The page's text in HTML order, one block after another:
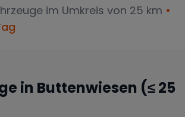
im Umkreis von 25 km •
in Buttenwiesen (≤ 25